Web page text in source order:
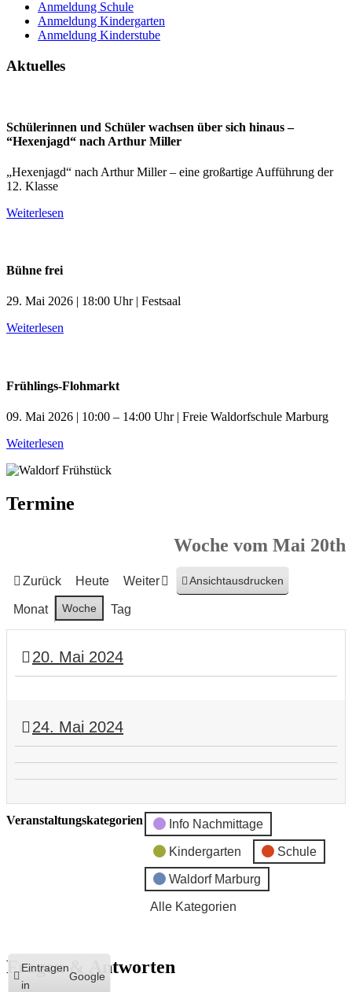
Anmeldung Schule
Anmeldung Kindergarten
Anmeldung Kinderstube
Aktuelles
Schülerinnen und Schüler wachsen über sich hinaus –
“Hexenjagd“ nach Arthur Miller
„Hexenjagd“ nach Arthur Miller – eine großartige Aufführung der
12. Klasse
Weiterlesen
Bühne frei
29. Mai 2026 | 18:00 Uhr | Festsaal
Weiterlesen
Frühlings-Flohmarkt
09. Mai 2026 | 10:00 – 14:00 Uhr | Freie Waldorfschule Marburg
Weiterlesen
Termine
Woche vom Mai 20th
Zurück Heute Weiter Ansichtausdrucken
Monat Woche Tag
20. Mai 2024
24. Mai 2024
Orval
Eurythmie
Ensemble,
Gastspiel
Kammermusikabend
Veranstaltung
Veranstaltungskategorien Info Nachmittage
Kindergarten Schule
Waldorf Marburg
Alle Kategorien
Eintragen
in
Google
Fragen & Antworten